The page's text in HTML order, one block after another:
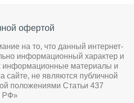
офертой
на то, что данный интернет-
информационный характер и
информационные материалы и
не являются публичной
положениями Статьи 437
РФ»